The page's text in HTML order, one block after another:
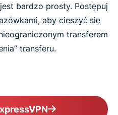
bardzo prosty. Postępuj
aby cieszyć się
transferem
transferu.